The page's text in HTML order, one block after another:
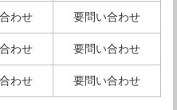
常にスピーディーにしてく
安心です。また、修理後に
まった場合にも、3ヶ月間
して依頼することが出来ま
わせ 要問い合わせ
わせ 要問い合わせ
わせ 要問い合わせ